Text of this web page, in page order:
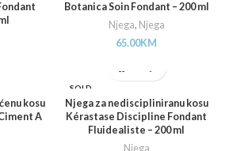
Botanica Soin Fondant – 200 ml
Njega, Njega
65.00KM
kosu
A
SOLD
OUT
Njega za nediscipliniranu kosu
Kérastase Discipline Fondant
Fluidealiste – 200 ml
Njega